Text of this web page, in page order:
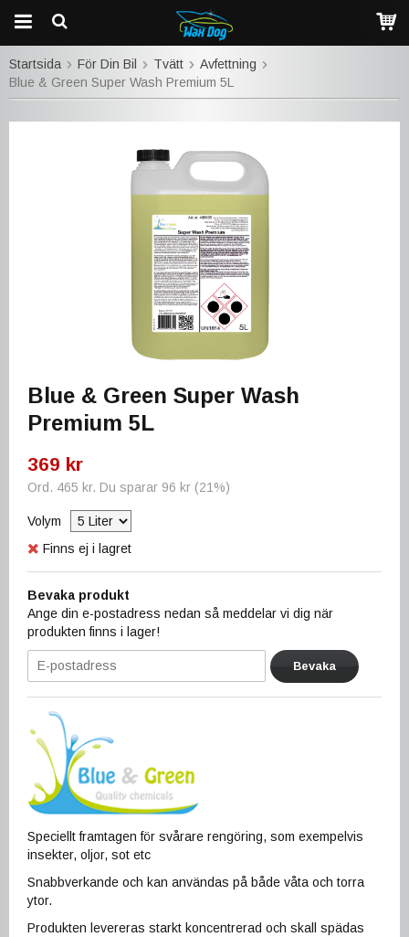
Startsida För Din Bil Tvätt
Avfettning
Blue & Green Super Wash Premium 5L
Blue & Green Super Wash
Premium 5L
369 kr
Ord. 465 kr. Du sparar 96 kr (21 %)
Volym
Finns ej i lagret
Bevaka produkt
Ange din e-postadress nedan så meddelar vi dig när
produkten finns i lager!
Bevaka
Speciellt framtagen för svårare rengöring, som exempelvis
insekter, oljor, sot etc
Snabbverkande och kan användas på både våta och torra
ytor.
Produkten levereras starkt koncentrerad och skall spädas